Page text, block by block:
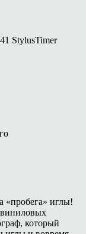
StylusTimer
«пробега» иглы!
виниловых
который